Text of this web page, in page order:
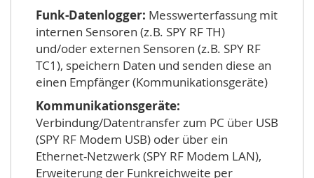
Funk-Datenlogger: Messwerterfassung mit
internen Sensoren (z.B. SPY RF TH)
und/oder externen Sensoren (z.B. SPY RF
TC1), speichern Daten und senden diese an
einen Empfänger (Kommunikationsgeräte)
Kommunikationsgeräte:
Verbindung/Datentransfer zum PC über USB
(SPY RF Modem USB) oder über ein
Ethernet-Netzwerk (SPY RF Modem LAN),
Erweiterung der Funkreichweite per